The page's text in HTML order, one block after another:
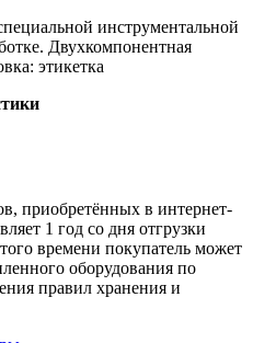
инструментальной
Двухкомпонентная
этикетка
приобретённых в интернет-
1 год со дня отгрузки
времени покупатель может
оборудования по
правил хранения и